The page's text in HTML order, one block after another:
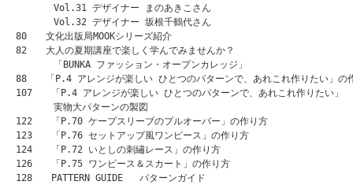
Vol.31 デザイナー まのあきこさん
Vol.32 デザイナー 坂根千鶴代さん
80　　文化出版局MOOKシリーズ紹介
82　　大人の夏期講座で楽しく学んでみませんか？
「BUNKA ファッション・オープンカレッジ」
88　　「P.4 アレンジが楽しい ひとつのパターンで、あれこれ作りたい」の
107　　「P.4 アレンジが楽しい ひとつのパターンで、あれこれ作りたい」
実物大パターンの製図
122　　「P.70 ケープスリーブのプルオーバー」の作り方
123　　「P.76 セットアップ風ワンピース」の作り方
124　　「P.72 いとしの刺繡レース」の作り方
126　　「P.75 ワンピース＆スカート」の作り方
128　　PATTERN GUIDE   パターンガイド